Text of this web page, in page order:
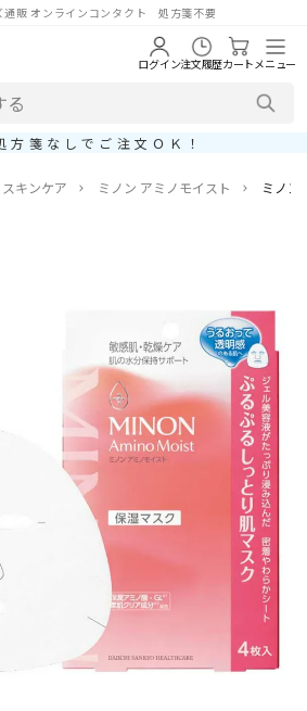
通販 オンラインコンタクト 処方箋不要
ログイン注文履歴カートメニュー
方箋なしでご注文ＯＫ！
スキンケア ミノン アミノモイスト ミノン